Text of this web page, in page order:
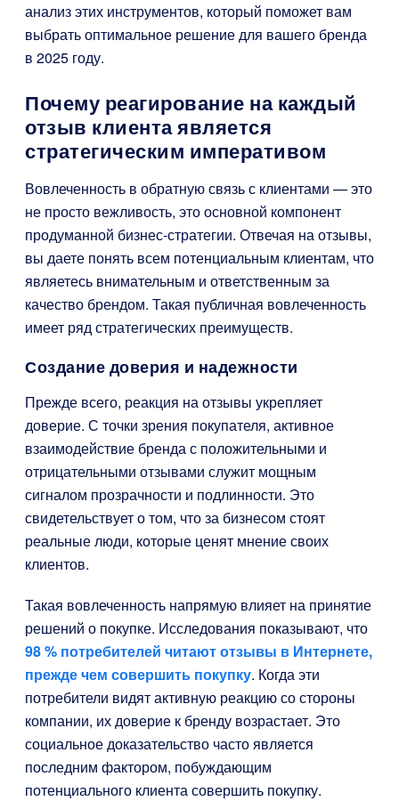
анализ этих инструментов, который поможет вам
выбрать оптимальное решение для вашего бренда
в 2025 году.
Почему реагирование на каждый
отзыв клиента является
стратегическим императивом
Вовлеченность в обратную связь с клиентами — это
не просто вежливость, это основной компонент
продуманной бизнес-стратегии. Отвечая на отзывы,
вы даете понять всем потенциальным клиентам, что
являетесь внимательным и ответственным за
качество брендом. Такая публичная вовлеченность
имеет ряд стратегических преимуществ.
Создание доверия и надежности
Прежде всего, реакция на отзывы укрепляет
доверие. С точки зрения покупателя, активное
взаимодействие бренда с положительными и
отрицательными отзывами служит мощным
сигналом прозрачности и подлинности. Это
свидетельствует о том, что за бизнесом стоят
реальные люди, которые ценят мнение своих
клиентов.
Такая вовлеченность напрямую влияет на принятие
решений о покупке. Исследования показывают, что
98 % потребителей читают отзывы в Интернете,
прежде чем совершить покупку. Когда эти
потребители видят активную реакцию со стороны
компании, их доверие к бренду возрастает. Это
социальное доказательство часто является
последним фактором, побуждающим
потенциального клиента совершить покупку.